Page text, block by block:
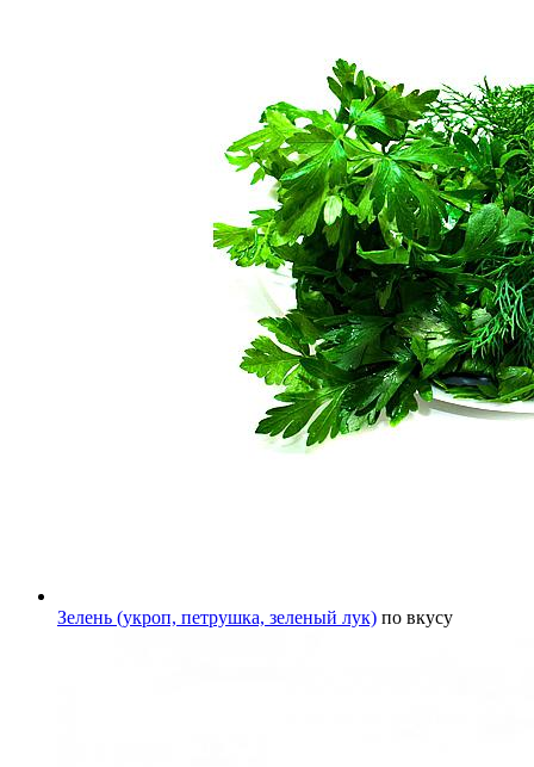
Зелень (укроп, петрушка, зеленый лук) по вкусу